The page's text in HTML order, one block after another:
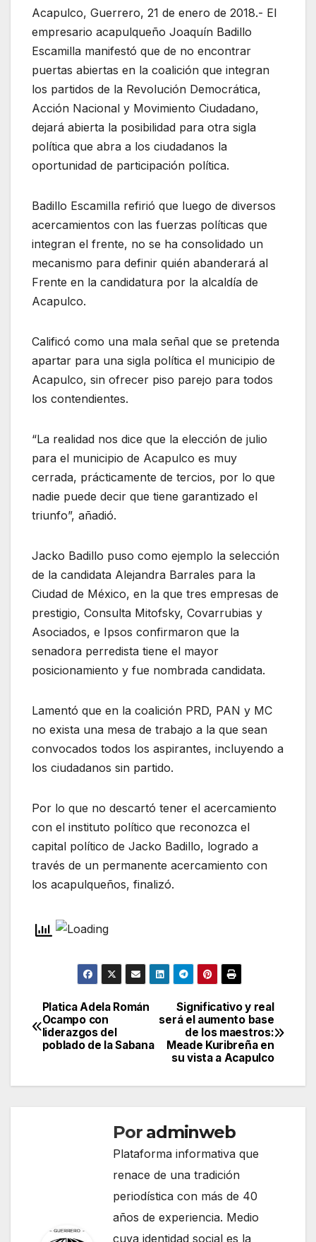
Acapulco, Guerrero, 21 de enero de 2018.- El
empresario acapulqueño Joaquín Badillo
Escamilla manifestó que de no encontrar
puertas abiertas en la coalición que integran
los partidos de la Revolución Democrática,
Acción Nacional y Movimiento Ciudadano,
dejará abierta la posibilidad para otra sigla
política que abra a los ciudadanos la
oportunidad de participación política.
Badillo Escamilla refirió que luego de diversos
acercamientos con las fuerzas políticas que
integran el frente, no se ha consolidado un
mecanismo para definir quién abanderará al
Frente en la candidatura por la alcaldía de
Acapulco.
Calificó como una mala señal que se pretenda
apartar para una sigla política el municipio de
Acapulco, sin ofrecer piso parejo para todos
los contendientes.
“La realidad nos dice que la elección de julio
para el municipio de Acapulco es muy
cerrada, prácticamente de tercios, por lo que
nadie puede decir que tiene garantizado el
triunfo”, añadió.
Jacko Badillo puso como ejemplo la selección
de la candidata Alejandra Barrales para la
Ciudad de México, en la que tres empresas de
prestigio, Consulta Mitofsky, Covarrubias y
Asociados, e Ipsos confirmaron que la
senadora perredista tiene el mayor
posicionamiento y fue nombrada candidata.
Lamentó que en la coalición PRD, PAN y MC
no exista una mesa de trabajo a la que sean
convocados todos los aspirantes, incluyendo a
los ciudadanos sin partido.
Por lo que no descartó tener el acercamiento
con el instituto político que reconozca el
capital político de Jacko Badillo, logrado a
través de un permanente acercamiento con
los acapulqueños, finalizó.
Navegación
de
Significativo y real
será el aumento base
de los maestros:
Meade Kuribreña en
su vista a Acapulco
Platica Adela Román
Ocampo con
liderazgos del
poblado de la Sabana
Por adminweb
Plataforma informativa que
renace de una tradición
periodística con más de 40
años de experiencia. Medio
cuya identidad social es la